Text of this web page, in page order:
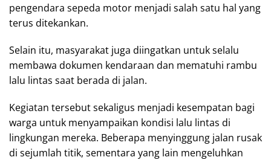
pengendara sepeda motor menjadi salah satu hal yang
terus ditekankan.
Selain itu, masyarakat juga diingatkan untuk selalu
membawa dokumen kendaraan dan mematuhi rambu
lalu lintas saat berada di jalan.
Kegiatan tersebut sekaligus menjadi kesempatan bagi
warga untuk menyampaikan kondisi lalu lintas di
lingkungan mereka. Beberapa menyinggung jalan rusak
di sejumlah titik, sementara yang lain mengeluhkan